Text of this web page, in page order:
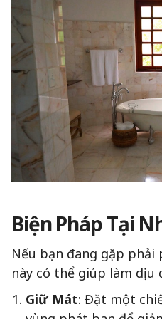
Biện Pháp Tại
Nếu bạn đang gặp phải
này có thể giúp làm dịu
Giữ Mát: Đặt một